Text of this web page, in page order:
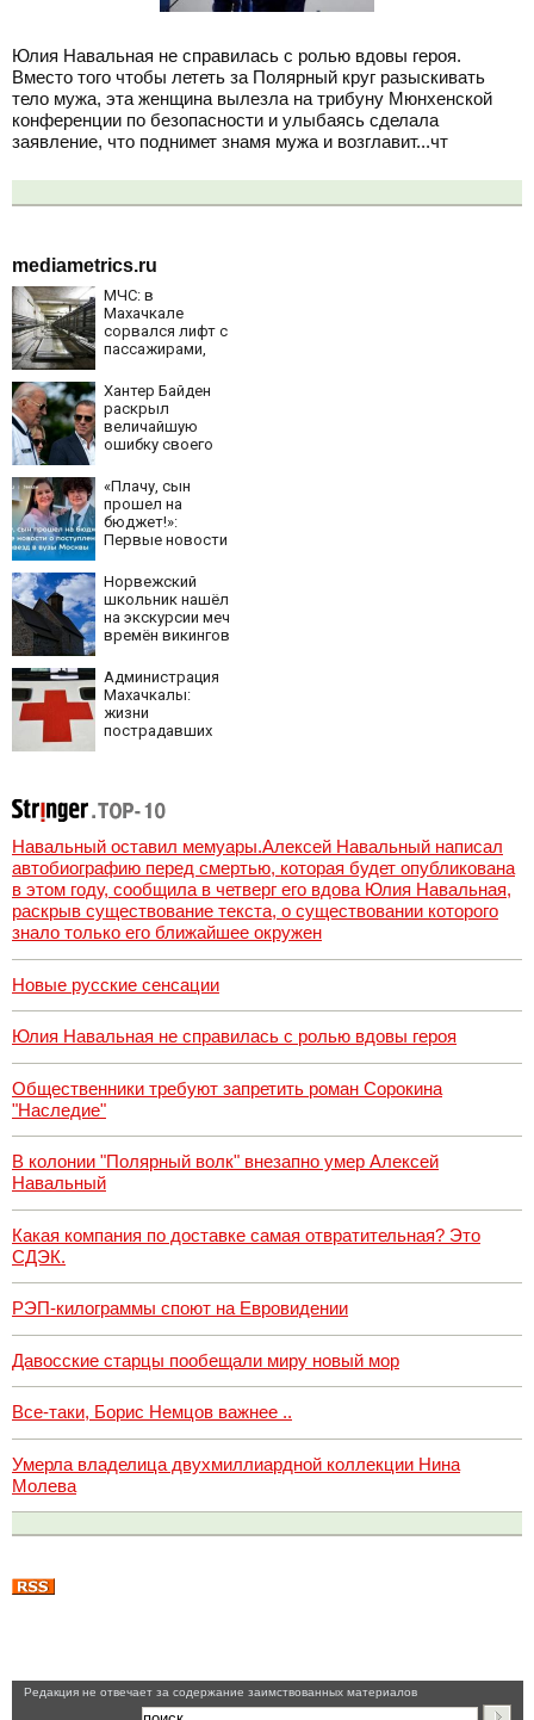
Юлия Навальная не справилась с ролью вдовы героя.
Вместо того чтобы лететь за Полярный круг разыскивать
тело мужа, эта женщина вылезла на трибуну Мюнхенской
конференции по безопасности и улыбаясь сделала
заявление, что поднимет знамя мужа и возглавит...чт
mediametrics.ru
МЧС: в
Махачкале
сорвался лифт с
пассажирами,
четыре человека
Хантер Байден
раскрыл
величайшую
ошибку своего
бездействие
против Трампа
«Плачу, сын
прошел на
бюджет!»:
Первые новости
детей звезд в
вузы Москвы
Норвежский
школьник нашёл
на экскурсии меч
времён викингов
Администрация
Махачкалы:
жизни
пострадавших
Навальный оставил мемуары.Алексей Навальный написал
автобиографию перед смертью, которая будет опубликована
в этом году, сообщила в четверг его вдова Юлия Навальная,
раскрыв существование текста, о существовании которого
знало только его ближайшее окружен
Новые русские сенсации
Юлия Навальная не справилась с ролью вдовы героя
Общественники требуют запретить роман Сорокина
"Наследие"
В колонии "Полярный волк" внезапно умер Алексей
Навальный
Какая компания по доставке самая отвратительная? Это
СДЭК.
РЭП-килограммы споют на Евровидении
Давосские старцы пообещали миру новый мор
Все-таки, Борис Немцов важнее ..
Умерла владелица двухмиллиардной коллекции Нина
Молева
Pедакция не отвечает за содержание заимствованных материалов